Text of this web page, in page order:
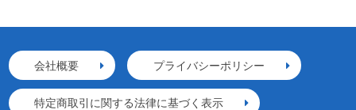
会社概要 プライバシーポリシー
特定商取引に関する法律に基づく表示